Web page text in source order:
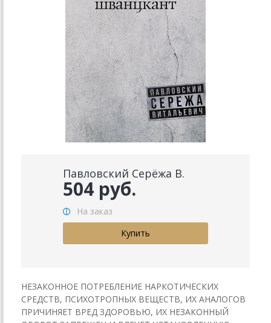
Павловский Серёжа В.
504 руб.
На заказ
НЕЗАКОННОЕ ПОТРЕБЛЕНИЕ НАРКОТИЧЕСКИХ
СРЕДСТВ, ПСИХОТРОПНЫХ ВЕЩЕСТВ, ИХ АНАЛОГОВ
ПРИЧИНЯЕТ ВРЕД ЗДОРОВЬЮ, ИХ НЕЗАКОННЫЙ